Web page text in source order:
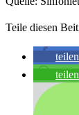
Teile diesen
teilen
teilen